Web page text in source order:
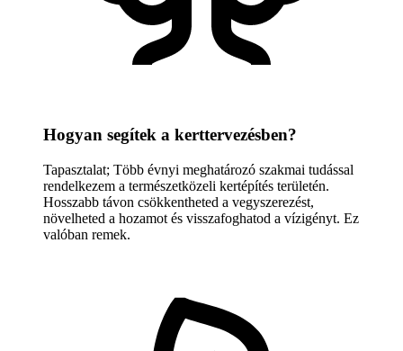
Hogyan segítek a kerttervezésben?
Tapasztalat; Több évnyi meghatározó szakmai tudással
rendelkezem a természetközeli kertépítés területén.
Hosszabb távon csökkentheted a vegyszerezést,
növelheted a hozamot és visszafoghatod a vízigényt. Ez
valóban remek.